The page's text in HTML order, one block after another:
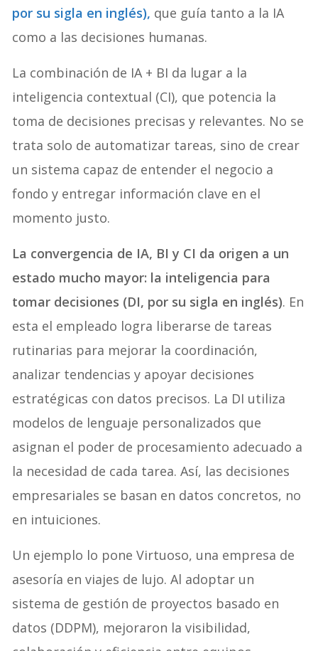
por su sigla en inglés), que guía tanto a la IA
como a las decisiones humanas.
La combinación de IA + BI da lugar a la
inteligencia contextual (CI), que potencia la
toma de decisiones precisas y relevantes. No se
trata solo de automatizar tareas, sino de crear
un sistema capaz de entender el negocio a
fondo y entregar información clave en el
momento justo.
La convergencia de IA, BI y CI da origen a un
estado mucho mayor: la inteligencia para
tomar decisiones (DI, por su sigla en inglés). En
esta el empleado logra liberarse de tareas
rutinarias para mejorar la coordinación,
analizar tendencias y apoyar decisiones
estratégicas con datos precisos. La DI utiliza
modelos de lenguaje personalizados que
asignan el poder de procesamiento adecuado a
la necesidad de cada tarea. Así, las decisiones
empresariales se basan en datos concretos, no
en intuiciones.
Un ejemplo lo pone Virtuoso, una empresa de
asesoría en viajes de lujo. Al adoptar un
sistema de gestión de proyectos basado en
datos (DDPM), mejoraron la visibilidad,